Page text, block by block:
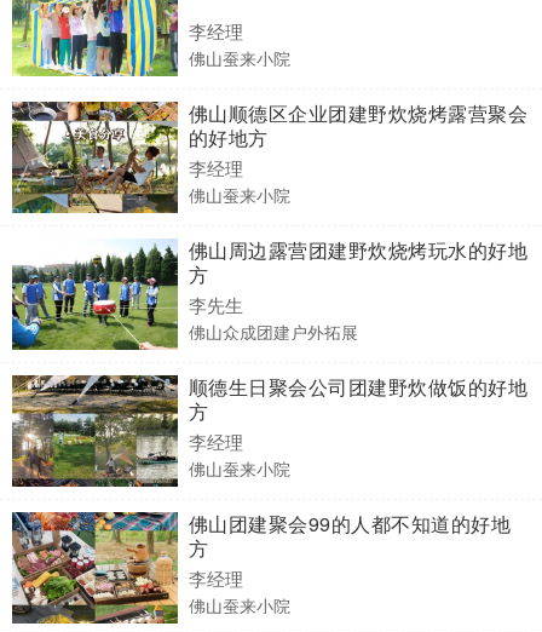
李经理
佛山蚕来小院
佛山顺德区企业团建野炊烧烤露营聚会
的好地方
李经理
佛山蚕来小院
佛山周边露营团建野炊烧烤玩水的好地
方
李先生
佛山众成团建户外拓展
顺德生日聚会公司团建野炊做饭的好地
方
李经理
佛山蚕来小院
佛山团建聚会99的人都不知道的好地
方
李经理
佛山蚕来小院